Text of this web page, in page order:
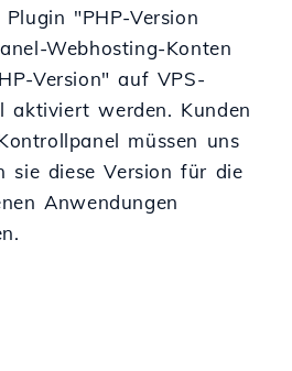
"PHP-Version
Webhosting-Konten
Version" auf VPS-
aktiviert werden. Kunden
müssen uns
sie diese Version für die
Anwendungen